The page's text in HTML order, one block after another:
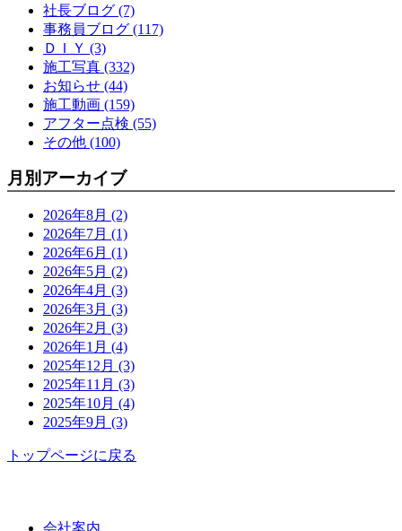
社長ブログ (7)
事務員ブログ (117)
ＤＩＹ (3)
施工写真 (332)
お知らせ (44)
施工動画 (159)
アフター点検 (55)
その他 (100)
月別アーカイブ
2026年8月 (2)
2026年7月 (1)
2026年6月 (1)
2026年5月 (2)
2026年4月 (3)
2026年3月 (3)
2026年2月 (3)
2026年1月 (4)
2025年12月 (3)
2025年11月 (3)
2025年10月 (4)
2025年9月 (3)
トップページに戻る